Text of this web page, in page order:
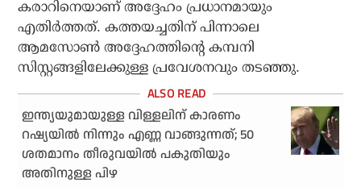
കരാറിനെയാണ് അദ്ദേഹം പ്രധാനമായും
എതിര്‍ത്തത്. കത്തയച്ചതിന് പിന്നാലെ
ആമസോണ്‍ അദ്ദേഹത്തിന്റെ കമ്പനി
സിസ്റ്റങ്ങളിലേക്കുള്ള പ്രവേശനവും തടഞ്ഞു.
ഇന്ത്യയുമായുള്ള വിള്ളലിന് കാരണം
റഷ്യയില്‍ നിന്നും എണ്ണ വാങ്ങുന്നത്; 50
ശതമാനം തീരുവയില്‍ പകുതിയും
അതിനുള്ള പിഴ